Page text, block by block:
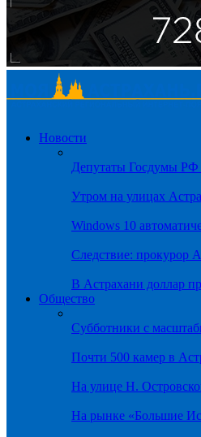
Новости
Депутаты Госдумы РФ
Утром на улицах
Windows 10
Следствие: прокурор
В Астрахани доллар
Общество
Субботники с
Почти 500 камер в
На улице Н.
На рынке «Большие